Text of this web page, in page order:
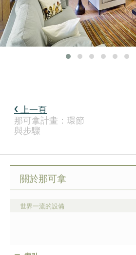
上一頁
那可拿計畫：環節
與步驟
關於那可拿
世界一流的設備